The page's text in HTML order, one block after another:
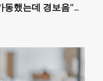
동했는데 경보음”…